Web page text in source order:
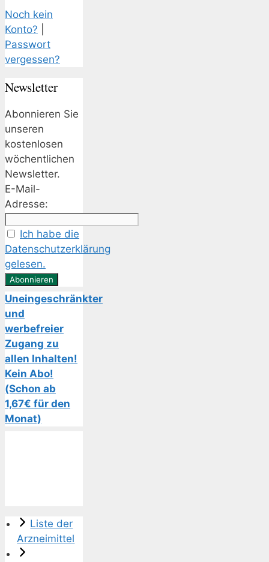
Noch kein
Konto?
Passwort
vergessen?
Newsletter
Abonnieren Sie
unseren
kostenlosen
wöchentlichen
Newsletter.
E-Mail-
Adresse:
Ich habe die
Datenschutzerklärung
gelesen.
Uneingeschränkter
und
werbefreier
Zugang zu
allen Inhalten!
Kein Abo!
(Schon ab
1,67€ für den
Monat)
Liste der
Arzneimittel